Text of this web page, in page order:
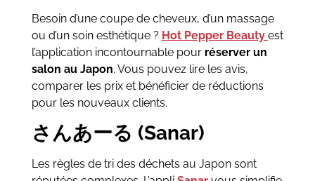
Besoin d’une coupe de cheveux, d’un massage
ou d’un soin esthétique ? Hot Pepper Beauty est
l’application incontournable pour réserver un
salon au Japon. Vous pouvez lire les avis,
comparer les prix et bénéficier de réductions
pour les nouveaux clients.
さんあーる (Sanar)
Les règles de tri des déchets au Japon sont